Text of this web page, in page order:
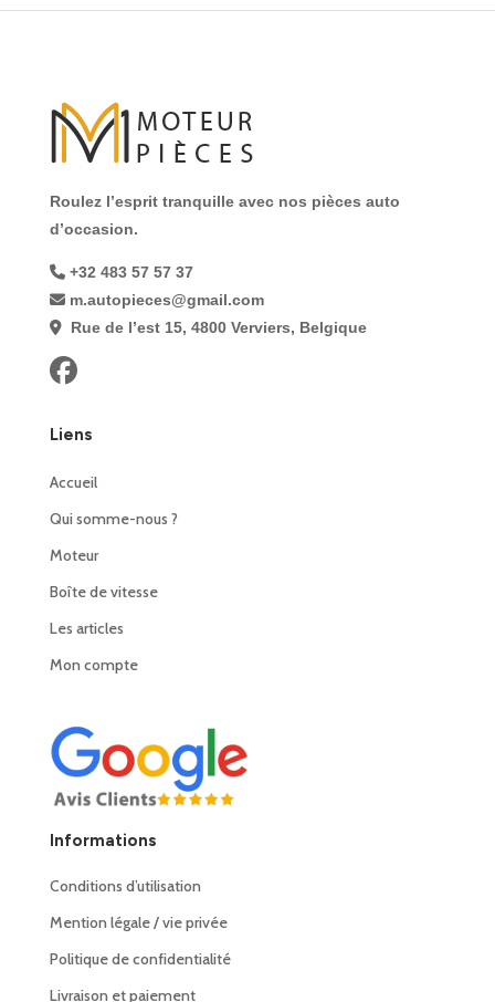
Roulez l’esprit tranquille avec nos pièces auto
d’occasion.
+32 483 57 57 37
m.autopieces@gmail.com
Rue de l’est 15, 4800 Verviers, Belgique
Liens
Accueil
Qui somme-nous ?
Moteur
Boîte de vitesse
Les articles
Mon compte
Informations
Conditions d’utilisation
Mention légale / vie privée
Politique de confidentialité
Livraison et paiement